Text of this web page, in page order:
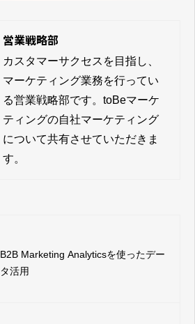
営業戦略部
カスタマーサクセスを目指し、
マーケティング業務を行ってい
る営業戦略部です。toBeマーケ
ティングの自社マーケティング
について共有させていただきま
す。
B2B Marketing Analyticsを使ったデー
タ活用